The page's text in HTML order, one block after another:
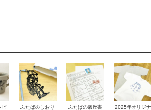
ビ
ふたばのしおり
ふたばの履歴書
2025年オリジナ